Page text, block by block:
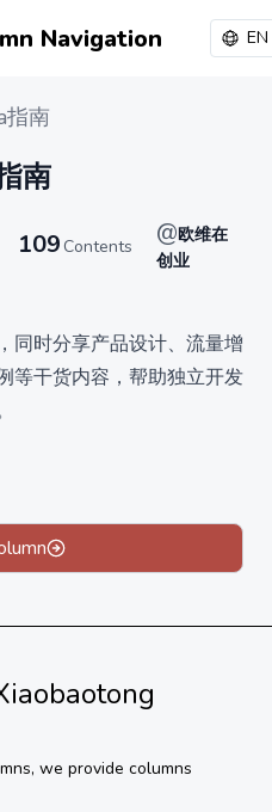
Navigation EN
指南
南
109 Contents @欧维在
创业
同时分享产品设计、流量增
等干货内容，帮助独立开发
we provide columns